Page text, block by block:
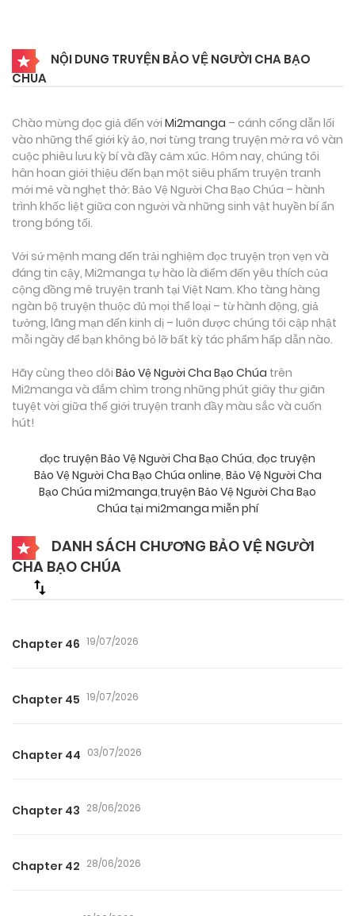
NỘI DUNG TRUYỆN BẢO VỆ NGƯỜI CHA BẠO
CHÚA
Chào mừng đọc giả đến với Mi2manga – cánh cổng dẫn lối
vào những thế giới kỳ ảo, nơi từng trang truyện mở ra vô vàn
cuộc phiêu lưu kỳ bí và đầy cảm xúc. Hôm nay, chúng tôi
hân hoan giới thiệu đến bạn một siêu phẩm truyện tranh
mới mẻ và nghẹt thở: Bảo Vệ Người Cha Bạo Chúa – hành
trình khốc liệt giữa con người và những sinh vật huyền bí ẩn
trong bóng tối.
Với sứ mệnh mang đến trải nghiệm đọc truyện trọn vẹn và
đáng tin cậy, Mi2manga tự hào là điểm đến yêu thích của
cộng đồng mê truyện tranh tại Việt Nam. Kho tàng hàng
ngàn bộ truyện thuộc đủ mọi thể loại – từ hành động, giả
tưởng, lãng mạn đến kinh dị – luôn được chúng tôi cập nhật
mỗi ngày để bạn không bỏ lỡ bất kỳ tác phẩm hấp dẫn nào.
Hãy cùng theo dõi Bảo Vệ Người Cha Bạo Chúa trên
Mi2manga và đắm chìm trong những phút giây thư giãn
tuyệt vời giữa thế giới truyện tranh đầy màu sắc và cuốn
hút!
đọc truyện Bảo Vệ Người Cha Bạo Chúa, đọc truyện
Bảo Vệ Người Cha Bạo Chúa online, Bảo Vệ Người Cha
Bạo Chúa mi2manga,truyện Bảo Vệ Người Cha Bạo
Chúa tại mi2manga miễn phí
DANH SÁCH CHƯƠNG BẢO VỆ NGƯỜI
CHA BẠO CHÚA
Chapter 46 19/07/2026
Chapter 45 19/07/2026
Chapter 44 03/07/2026
Chapter 43 28/06/2026
Chapter 42 28/06/2026